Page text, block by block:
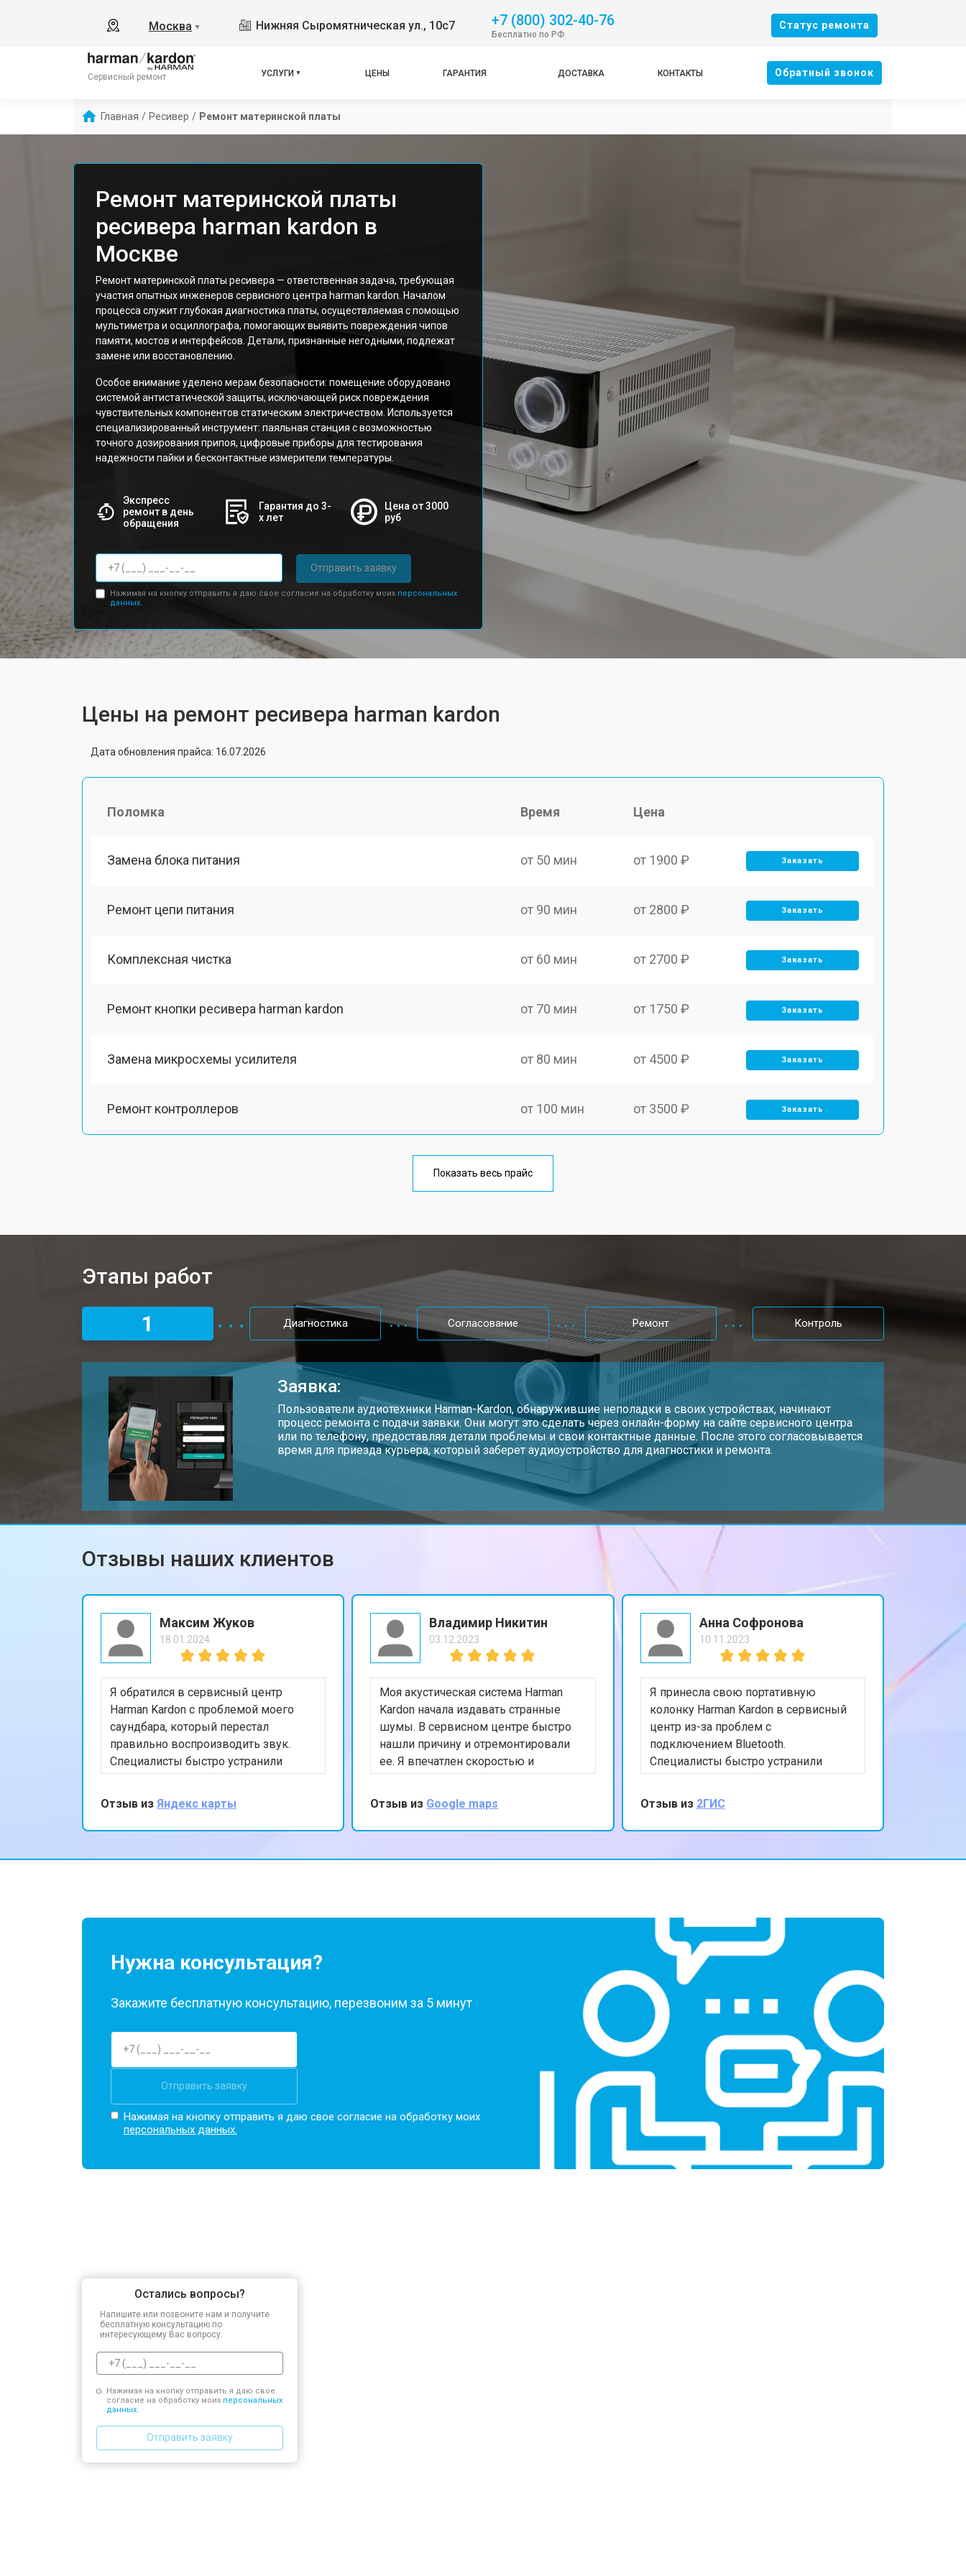
Москва ▼ Нижняя Сыромятническая ул., 10с7 +7 (800) 302-40-76
Бесплатно по РФ
Cтатус ремонта
Сервисный ремонт УСЛУГИ ЦЕНЫ ГАРАНТИЯ ДОСТАВКА КОНТАКТЫ Oбратный звонок
Главная / Ресивер / Ремонт материнской платы
Ремонт материнской платы
ресивера harman kardon в
Москве
Ремонт материнской платы ресивера — ответственная задача, требующая
участия опытных инженеров сервисного центра harman kardon. Началом
процесса служит глубокая диагностика платы, осуществляемая с помощью
мультиметра и осциллографа, помогающих выявить повреждения чипов
памяти, мостов и интерфейсов. Детали, признанные негодными, подлежат
замене или восстановлению.
Особое внимание уделено мерам безопасности: помещение оборудовано
системой антистатической защиты, исключающей риск повреждения
чувствительных компонентов статическим электричеством. Используется
специализированный инструмент: паяльная станция с возможностью
точного дозирования припоя, цифровые приборы для тестирования
надежности пайки и бесконтактные измерители температуры.
Экспресс
ремонт в день
обращения
Гарантия до 3-
х лет
Цена от 3000
руб
Отправить заявку
Нажимая на кнопку отправить я даю свое согласие на обработку моих персональных
данных.
Цены на ремонт ресивера harman kardon
Дата обновления прайса: 16.07.2026
Поломка Время Цена
Замена блока питания от 50 мин от 1900 ₽ Заказать
Ремонт цепи питания от 90 мин от 2800 ₽ Заказать
Комплексная чистка от 60 мин от 2700 ₽ Заказать
Ремонт кнопки ресивера harman kardon от 70 мин от 1750 ₽ Заказать
Замена микросхемы усилителя от 80 мин от 4500 ₽ Заказать
Ремонт контроллеров от 100 мин от 3500 ₽ Заказать
Показать весь прайс
Этапы работ
1
Диагностика Согласование Ремонт Контроль
Заявка:
Пользователи аудиотехники Harman-Kardon, обнаружившие неполадки в своих устройствах, начинают
процесс ремонта с подачи заявки. Они могут это сделать через онлайн-форму на сайте сервисного центра
или по телефону, предоставляя детали проблемы и свои контактные данные. После этого согласовывается
время для приезда курьера, который заберет аудиоустройство для диагностики и ремонта.
Отзывы наших клиентов
Максим Жуков
18.01.2024
Я обратился в сервисный центр
Harman Kardon с проблемой моего
саундбара, который перестал
правильно воспроизводить звук.
Специалисты быстро устранили
неисправность, и теперь он звучит
как новый. Очень доволен качеством
обслуживания и профессионализмом
команды. Спасибо за вашу работу!
Отзыв из Яндекс карты
Владимир Никитин
03.12.2023
Моя акустическая система Harman
Kardon начала издавать странные
шумы. В сервисном центре быстро
нашли причину и отремонтировали
ее. Я впечатлен скоростью и
качеством обслуживания. Теперь моя
система работает безупречно.
Рекомендую этот сервис всем
владельцам аудиотехники Harman
Отзыв из Google maps
Анна Софронова
10.11.2023
Я принесла свою портативную
колонку Harman Kardon в сервисный
центр из-за проблем с
подключением Bluetooth.
Специалисты быстро устранили
проблему, и теперь она работает
идеально. Очень благодарна за
внимательное отношение и высокое
качество обслуживания. Ваш сервис -
любимой колонки!
Отзыв из 2ГИС
Нужна консультация?
Закажите бесплатную консультацию, перезвоним за 5 минут
Отправить заявку
Нажимая на кнопку отправить я даю свое согласие на обработку моих
персональных данных.
Остались вопросы?
Напишите или позвоните нам и получите
бесплатную консультацию по
интересующему Вас вопросу.
Нажимая на кнопку отправить я даю свое
согласие на обработку моих персональных
данных.
Отправить заявку